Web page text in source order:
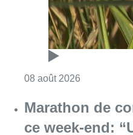
08 août 2026
Marathon de
ce week-end: